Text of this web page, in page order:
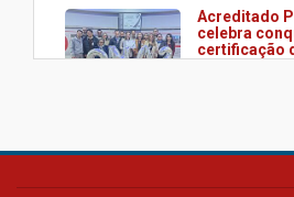
Acreditado
celebra
certificação
HUEM é o
UTI's